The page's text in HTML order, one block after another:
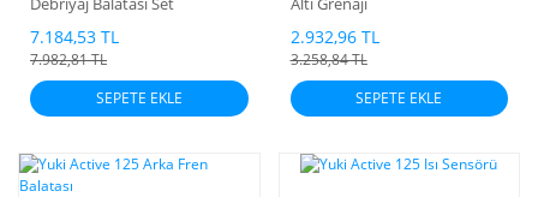
7.184,53 TL
7.982,81 TL
SEPETE EKLE
2.932,96 TL
3.258,84 TL
SEPETE EKLE